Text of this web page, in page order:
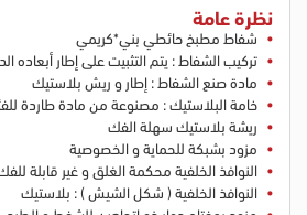
نظرة عامة
شفاط مطبخ حائطي بني*كريمي
تركيب الشفاط : يتم التثبيت على إطار أبعاده الداخلية 35
مادة صنع الشفاط : إطار و ريش بلاستيك
خامة البلاستيك : مصنوعة من مادة طاردة
ريشة بلاستيك سهلة الفك
مزود بشبكة للحماية و الخصوصية
النوافذ الخلفية محكمة الغلق و غير قابلة
النوافذ الخلفية ( شكل الشيش ) : بلاستيك